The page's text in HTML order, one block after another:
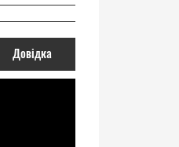
Довідка